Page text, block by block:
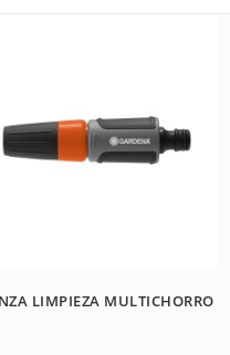
LIMPIEZA MULTICHORRO